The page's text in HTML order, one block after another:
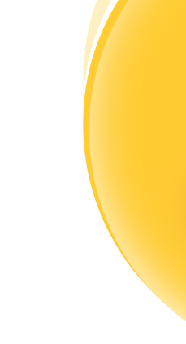
và hoa hồng giao dịch sao chép
thông tin giao dịch, v.v.